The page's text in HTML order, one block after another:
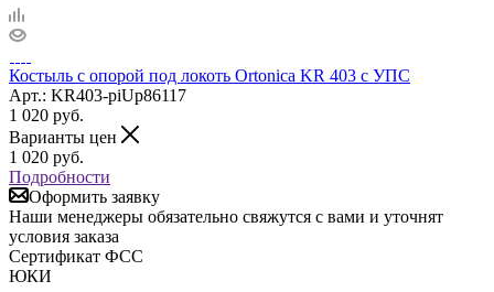
Костыль с опорой под локоть Ortonica KR 403 c УПС
Арт.: KR403-piUp86117
1 020 руб.
Варианты цен
1 020 руб.
Подробности
Оформить заявку
Наши менеджеры обязательно свяжутся с вами и уточнят
условия заказа
Сертификат ФСС
ЮКИ